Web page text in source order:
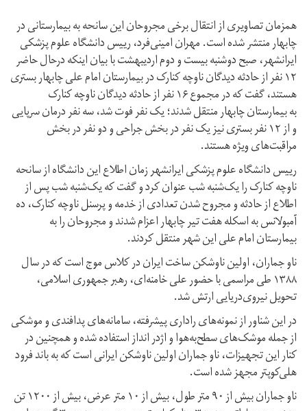
همزمان تصاویری از انتقال برخی مجروحان این سانحه به بیمارستانی در
چابهار منتشر شده است. مهران امینی‌فرد، رییس دانشگاه علوم پزشکی
ایرانشهر، صبح دوشنبه بیست و دوم اردیبهشت با بیان اینکه درحال حاضر
۱۲ نفر از حادثه دیدگان ناوچه کنارک در بیمارستان امام علی چابهار بستری
هستند، گفت که در مجموع ۱۶ نفر از حادثه دیدگان ناوچه کنارک
به بیمارستان چابهار منتقل شدند؛ یک نفر فوت شد، سه نفر درمان سرپایی
و از ۱۲ نفر بستری نیز یک نفر در بخش جراحی و دو نفر در بخش
مراقبت‌های ویژه هستند.
رییس دانشگاه علوم پزشکی ایرانشهر زمان اطلاع این دانشگاه از سانحه
ناوچه کنارک را یک‌شنبه شب عنوان کرد و گفت که یک‌شنبه شب پس از
اطلاع از حادثه و مجروح شدن تعدادی از خدمه و پرسنل ناوچه کنارک، ده
آمبولانس به اسکله هفت تیر چابهار اعزام شدند و مجروحان را به
بیمارستان امام علی این شهر منتقل کردند.
ناو جماران، اولین ناوشکن ساخت ایران در کلاس موج است که در سال
۱۳۸۸ طی مراسمی با حضور علی خامنه‌ای، رهبر جمهوری اسلامی،
تحویل نیروی‌دریایی ارتش شد.
در این شناور از نمونه‌های راداری پیشرفته، سامانه‌های پدافندی و موشکی
از جمله موشک‌های سطح‌به‌هوا و اژدر انداز استفاده شده و همچنین در
کنار این تجهیزات، ناو جماران اولین ناوشکن ایرانی است که به باند فرود
هلی‌کوپتر مجهز شده است.
ناو جماران بیش از ۹۰ متر طول، بیش از ۱۰ متر عرض، بیش از ۱۲۰۰ تن